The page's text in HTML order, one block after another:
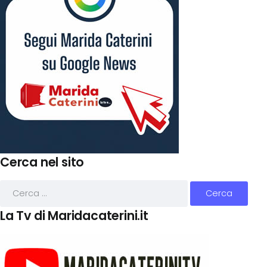
Cerca nel sito
La Tv di Maridacaterini.it